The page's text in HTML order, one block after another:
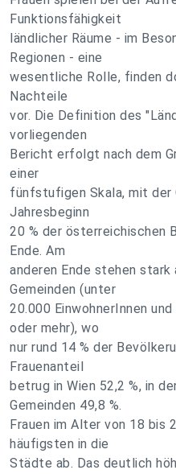
Funktionsfähigkeit
ländlicher Räume - im
Regionen - eine
wesentliche Rolle, finden
Nachteile
vor. Die Definition des
vorliegenden
Bericht erfolgt nach dem
einer
fünfstufigen Skala, mit der
Jahresbeginn
20 % der österreichischen
Ende. Am
anderen Ende stehen
Gemeinden (unter
20.000 EinwohnerInnen
oder mehr), wo
nur rund 14 % der
Frauenanteil
betrug in Wien 52,2 %, in
Gemeinden 49,8 %.
Frauen im Alter von 18 bis
häufigsten in die
Städte ab. Das deutlich